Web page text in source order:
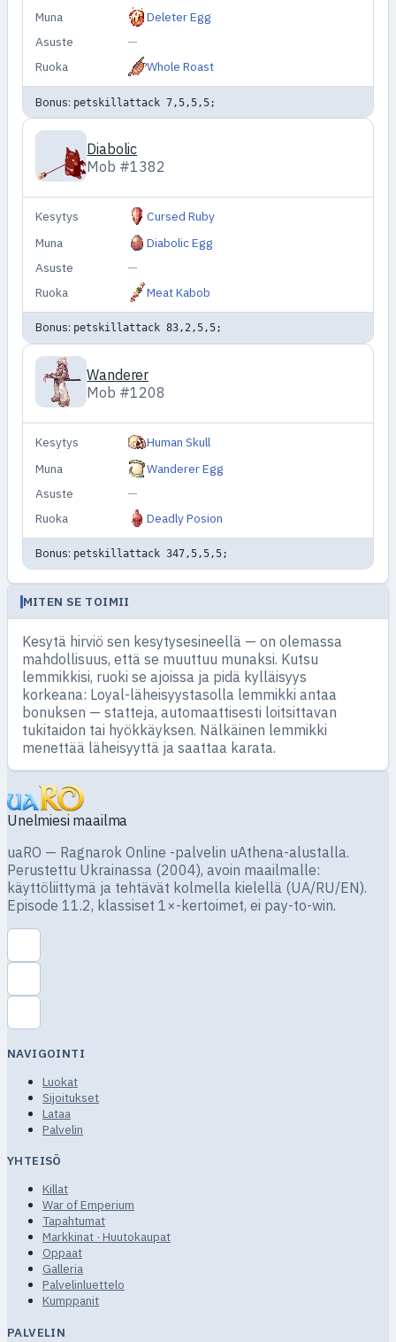
Muna
Deleter Egg
Asuste
—
Ruoka
Whole Roast
Bonus: petskillattack 7,5,5,5;
Diabolic
Mob #1382
Kesytys
Cursed Ruby
Muna
Diabolic Egg
Asuste
—
Ruoka
Meat Kabob
Bonus: petskillattack 83,2,5,5;
Wanderer
Mob #1208
Kesytys
Human Skull
Muna
Wanderer Egg
Asuste
—
Ruoka
Deadly Posion
Bonus: petskillattack 347,5,5,5;
MITEN SE TOIMII
Kesytä hirviö sen kesytysesineellä — on olemassa
mahdollisuus, että se muuttuu munaksi. Kutsu
lemmikkisi, ruoki se ajoissa ja pidä kylläisyys
korkeana: Loyal-läheisyystasolla lemmikki antaa
bonuksen — statteja, automaattisesti loitsittavan
tukitaidon tai hyökkäyksen. Nälkäinen lemmikki
menettää läheisyyttä ja saattaa karata.
Unelmiesi maailma
uaRO — Ragnarok Online -palvelin uAthena-alustalla.
Perustettu Ukrainassa (2004), avoin maailmalle:
käyttöliittymä ja tehtävät kolmella kielellä (UA/RU/EN).
Episode 11.2, klassiset 1×-kertoimet, ei pay-to-win.
NAVIGOINTI
Luokat
Sijoitukset
Lataa
Palvelin
YHTEISÖ
Killat
War of Emperium
Tapahtumat
Markkinat · Huutokaupat
Oppaat
Galleria
Palvelinluettelo
Kumppanit
PALVELIN